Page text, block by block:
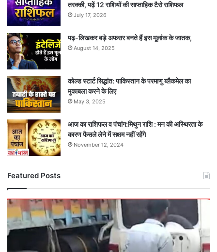
तरक्की, पढ़ें 12 राशियों की साप्ताहिक टैरो राशिफल
July 17, 2026
पढ़-लिखकर बड़े अफसर बनते हैं इस मूलांक के जातक,
August 14, 2025
कोल्ड स्टार्ट सिद्धांत: पाकिस्तान के परमाणु ब्लैकमेल का
मुकाबला करने के लिए
May 3, 2025
आज का राशिफल व पंचांग:मिथुन राशि : मन की अस्थिरता के
कारण फैसले लेने में सक्षम नहीं रहेंगे
November 12, 2024
Featured Posts
दर्दनाक
हादसा:
तेज